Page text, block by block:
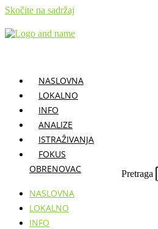
Skočite na sadržaj
NASLOVNA
LOKALNO
INFO
ANALIZE
ISTRAŽIVANJA
FOKUS
OBRENOVAC
NASLOVNA
LOKALNO
INFO
Pretraga